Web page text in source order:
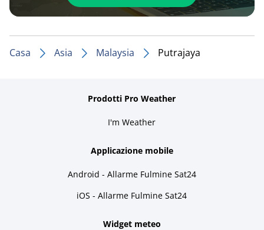
Casa Asia Malaysia Putrajaya
Prodotti Pro Weather
I'm Weather
Applicazione mobile
Android - Allarme Fulmine Sat24
iOS - Allarme Fulmine Sat24
Widget meteo